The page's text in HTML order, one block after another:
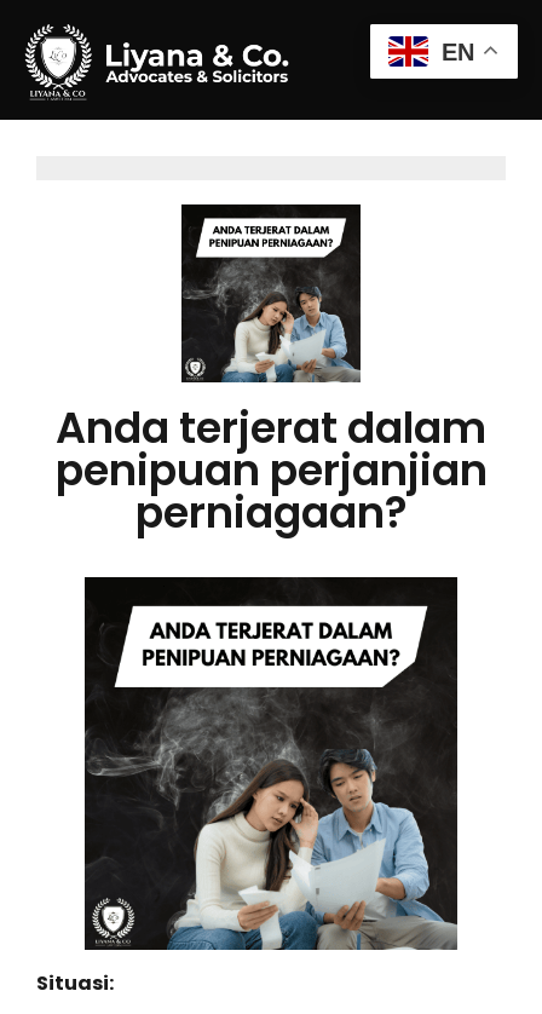
Anda terjerat dalam
penipuan perjanjian
perniagaan?
Situasi:
EN